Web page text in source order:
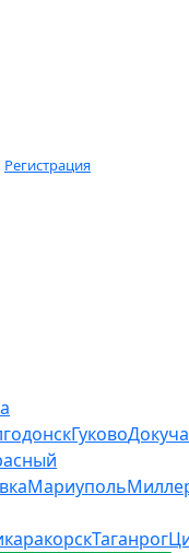
Регистрация
Гуково
Мариуполь
Таганрог